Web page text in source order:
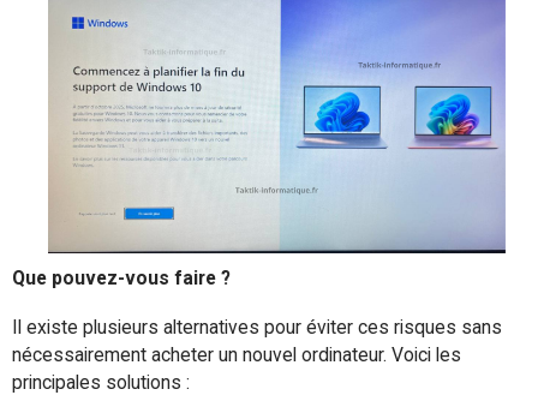
Que pouvez-vous faire ?
Il existe plusieurs alternatives pour éviter ces risques sans
nécessairement acheter un nouvel ordinateur. Voici les
principales solutions :